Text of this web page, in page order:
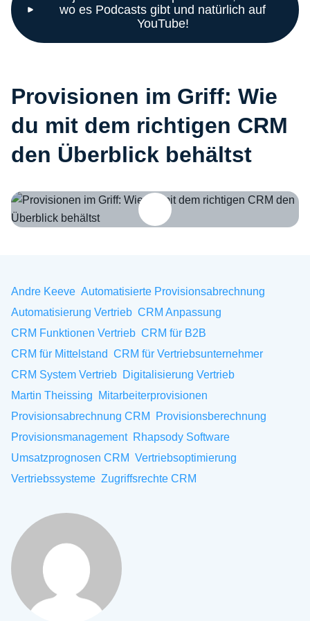
wo es Podcasts gibt und natürlich auf
YouTube!
Provisionen im Griff: Wie
du mit dem richtigen CRM
den Überblick behältst
Andre Keeve Automatisierte Provisionsabrechnung
Automatisierung Vertrieb CRM Anpassung
CRM Funktionen Vertrieb CRM für B2B
CRM für Mittelstand CRM für Vertriebsunternehmer
CRM System Vertrieb Digitalisierung Vertrieb
Martin Theissing
Mitarbeiterprovisionen
Provisionsabrechnung CRM
Provisionsberechnung
Provisionsmanagement Rhapsody Software
Umsatzprognosen CRM Vertriebsoptimierung
Vertriebssysteme Zugriffsrechte CRM